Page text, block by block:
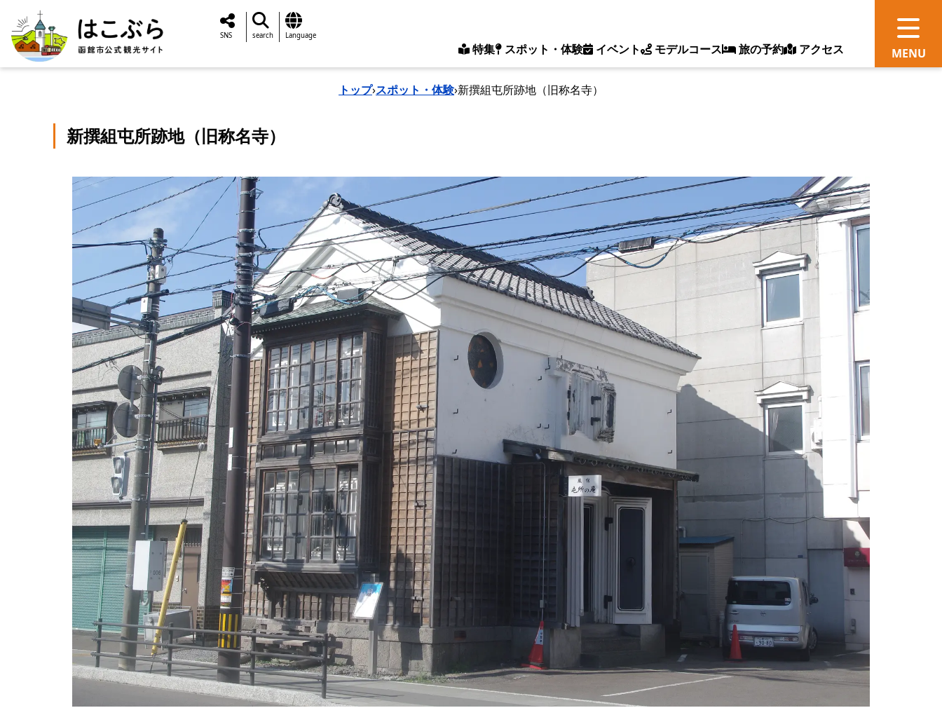
特集 スポット・体験 イベント モデルコース 旅の予約 アクセス
SNS search Language
トップ›スポット・体験›新撰組屯所跡地（旧称名寺）
新撰組屯所跡地（旧称名寺）